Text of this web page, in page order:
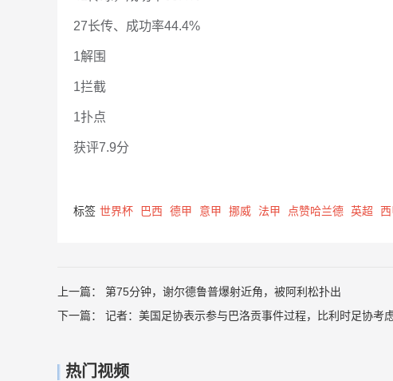
27长传、成功率44.4%
1解围
1拦截
1扑点
获评7.9分
标签 世界杯 巴西 德甲 意甲 挪威 法甲 点赞哈兰德 英超
上一篇： 第75分钟，谢尔德鲁普爆射近角，被阿利松扑出
下一篇： 记者：美国足协表示参与巴洛贡事件过程，比利时足协考
热门视频